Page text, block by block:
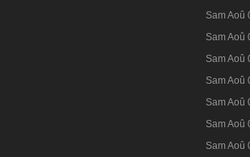
Sam Aoû
Sam Aoû
Sam Aoû
Sam Aoû
Sam Aoû
Sam Aoû
Sam Aoû